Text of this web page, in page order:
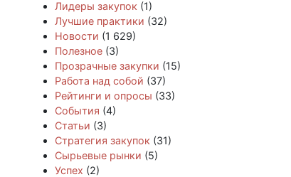
Лидеры закупок (1)
Лучшие практики (32)
Новости (1 629)
Полезное (3)
Прозрачные закупки (15)
Работа над собой (37)
Рейтинги и опросы (33)
События (4)
Статьи (3)
Стратегия закупок (31)
Сырьевые рынки (5)
Успех (2)